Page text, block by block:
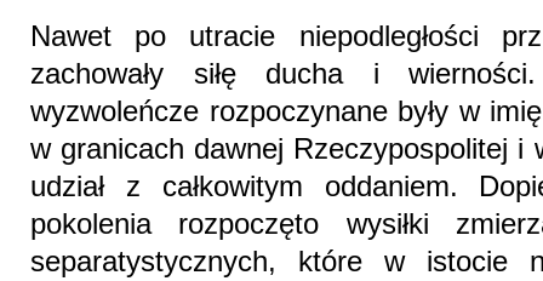
Nawet po utracie niepodległości
zachowały siłę ducha i
wyzwoleńcze rozpoczynane były w
w granicach dawnej Rzeczypospolitej i
udział z całkowitym oddaniem.
pokolenia rozpoczęto wysiłki
separatystycznych, które w istocie